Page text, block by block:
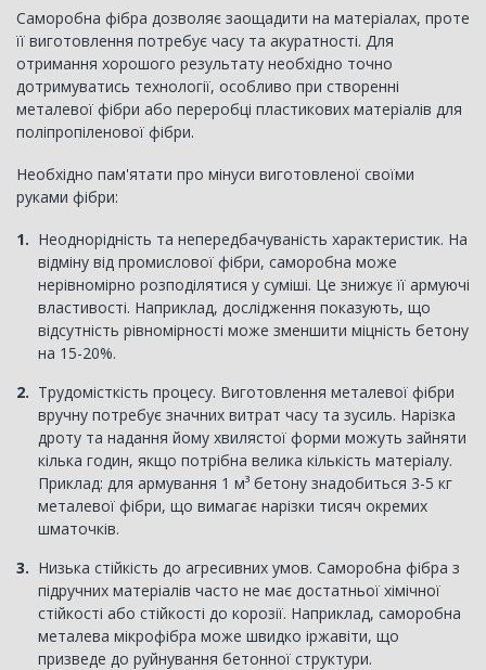
Саморобна фібра дозволяє заощадити на матеріалах, проте
її виготовлення потребує часу та акуратності. Для
отримання хорошого результату необхідно точно
дотримуватись технології, особливо при створенні
металевої фібри або переробці пластикових матеріалів для
поліпропіленової фібри.
Необхідно пам'ятати про мінуси виготовленої своїми
руками фібри:
Неоднорідність та непередбачуваність характеристик. На
відміну від промислової фібри, саморобна може
нерівномірно розподілятися у суміші. Це знижує її армуючі
властивості. Наприклад, дослідження показують, що
відсутність рівномірності може зменшити міцність бетону
на 15-20%.
Трудомісткість процесу. Виготовлення металевої фібри
вручну потребує значних витрат часу та зусиль. Нарізка
дроту та надання йому хвилястої форми можуть зайняти
кілька годин, якщо потрібна велика кількість матеріалу.
Приклад: для армування 1 м³ бетону знадобиться 3-5 кг
металевої фібри, що вимагає нарізки тисяч окремих
шматочків.
Низька стійкість до агресивних умов. Саморобна фібра з
підручних матеріалів часто не має достатньої хімічної
стійкості або стійкості до корозії. Наприклад, саморобна
металева мікрофібра може швидко іржавіти, що
призведе до руйнування бетонної структури.